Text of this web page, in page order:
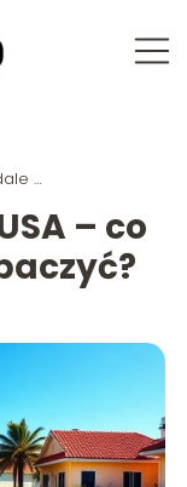
w
i
– co